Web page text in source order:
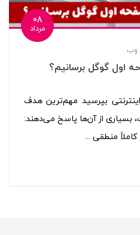
08
مرداد
وب
اول گوگل برسانیم؟
بپرسید مهم‌ترین هدف
بسیاری از آن‌ها پاسخ می‌دهند:
منطقی ...